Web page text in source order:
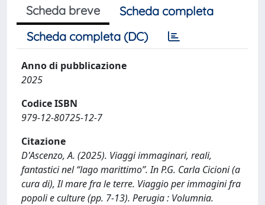
Scheda breve
Scheda completa
Scheda completa (DC)
Anno di pubblicazione
2025
Codice ISBN
979-12-80725-12-7
Citazione
D'Ascenzo, A. (2025). Viaggi immaginari, reali,
fantastici nel “lago marittimo”. In P.G. Carla Cicioni (a
cura di), Il mare fra le terre. Viaggio per immagini fra
popoli e culture (pp. 7-13). Perugia : Volumnia.